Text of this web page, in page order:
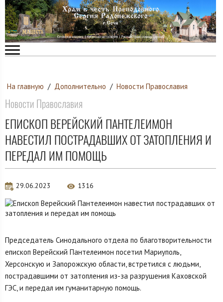
На главную / Дополнительно / Новости Православия
Новости Православия
ЕПИСКОП ВЕРЕЙСКИЙ ПАНТЕЛЕИМОН
НАВЕСТИЛ ПОСТРАДАВШИХ ОТ ЗАТОПЛЕНИЯ И
ПЕРЕДАЛ ИМ ПОМОЩЬ
29.06.2023 1316
Председатель Синодального отдела по благотворительности
епископ Верейский Пантелеимон посетил Мариуполь,
Херсонскую и Запорожскую области, встретился с людьми,
пострадавшими от затопления из-за разрушения Каховской
ГЭС, и передал им гуманитарную помощь.